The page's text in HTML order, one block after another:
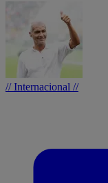
// Internacional //